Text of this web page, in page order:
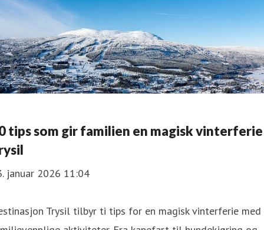
tips som gir familien en magisk
januar 2026 11:04
Trysil tilbyr ti tips for en magisk vinterferie med